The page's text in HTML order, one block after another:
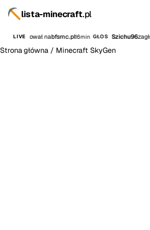
lista-minecraft.pl
LIVE
zagłosował nabfsmc.pl16min GŁOS Szichu96
Strona główna / Minecraft SkyGen